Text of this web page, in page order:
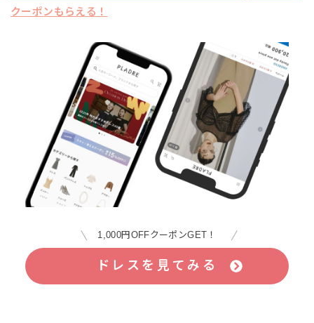
クーポンもらえる！
1,000円OFFクーポンGET！
ドレスを見てみる